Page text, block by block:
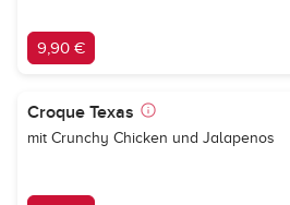
9,90 €
Croque Texas
mit Crunchy Chicken und Jalapenos